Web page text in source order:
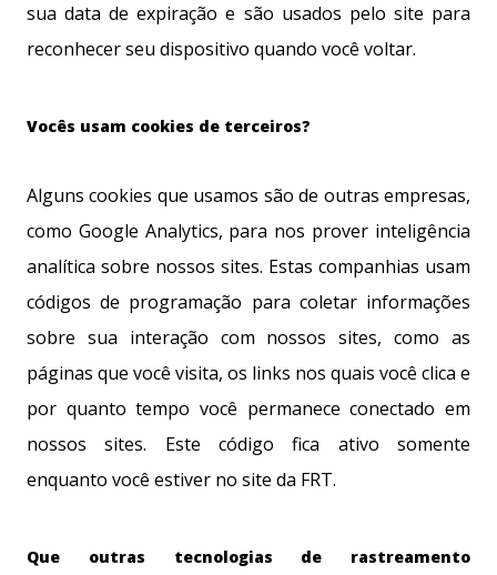
sua data de expiração e são usados pelo site para
reconhecer seu dispositivo quando você voltar.
Vocês usam cookies de terceiros?
Alguns cookies que usamos são de outras empresas,
como Google Analytics, para nos prover inteligência
analítica sobre nossos sites. Estas companhias usam
códigos de programação para coletar informações
sobre sua interação com nossos sites, como as
páginas que você visita, os links nos quais você clica e
por quanto tempo você permanece conectado em
nossos sites. Este código fica ativo somente
enquanto você estiver no site da FRT.
Que outras tecnologias de rastreamento